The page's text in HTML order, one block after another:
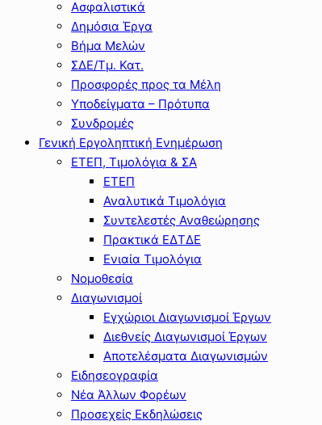
Ασφαλιστικά
Δημόσια Έργα
Βήμα Μελών
ΣΔΕ/Τμ. Κατ.
Προσφορές προς τα Μέλη
Υποδείγματα – Πρότυπα
Συνδρομές
Γενική Εργοληπτική Ενημέρωση
ΕΤΕΠ, Τιμολόγια & ΣΑ
ΕΤΕΠ
Αναλυτικά Τιμολόγια
Συντελεστές Αναθεώρησης
Πρακτικά ΕΔΤΔΕ
Ενιαία Τιμολόγια
Νομοθεσία
Διαγωνισμοί
Εγχώριοι Διαγωνισμοί Έργων
Διεθνείς Διαγωνισμοί Έργων
Αποτελέσματα Διαγωνισμών
Ειδησεογραφία
Νέα Άλλων Φορέων
Προσεχείς Εκδηλώσεις